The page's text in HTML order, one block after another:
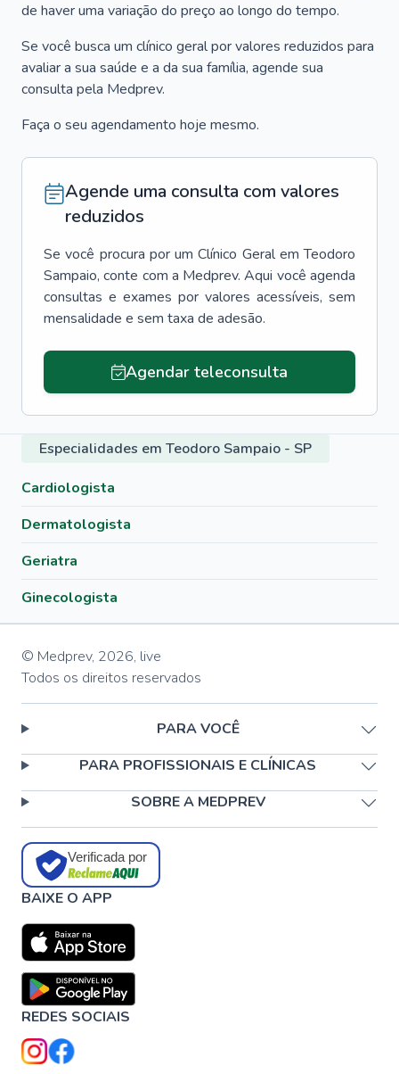
de haver uma variação do preço ao longo do tempo.
Se você busca um clínico geral por valores reduzidos para
avaliar a sua saúde e a da sua família, agende sua
consulta pela Medprev.
Faça o seu agendamento hoje mesmo.
Agende uma consulta com valores
reduzidos
Se você procura por um Clínico Geral em Teodoro
Sampaio, conte com a Medprev. Aqui você agenda
consultas e exames por valores acessíveis, sem
mensalidade e sem taxa de adesão.
Agendar teleconsulta
Especialidades em Teodoro Sampaio - SP
Cardiologista
Dermatologista
Geriatra
Ginecologista
© Medprev, 2026, live
Todos os direitos reservados
PARA VOCÊ
PARA PROFISSIONAIS E CLÍNICAS
SOBRE A MEDPREV
Verificada por
BAIXE O APP
REDES SOCIAIS